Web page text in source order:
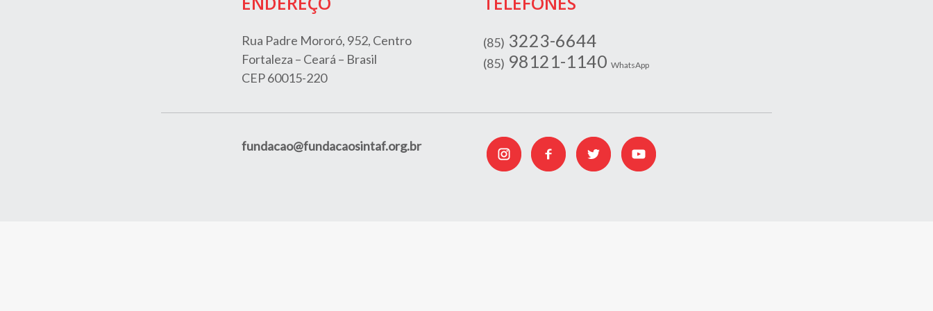
Rua Padre Mororó, 952, Centro
Fortaleza – Ceará – Brasil
CEP 60015-220
(85) 3223-6644
(85) 98121-1140 WhatsApp
fundacao@fundacaosintaf.org.br